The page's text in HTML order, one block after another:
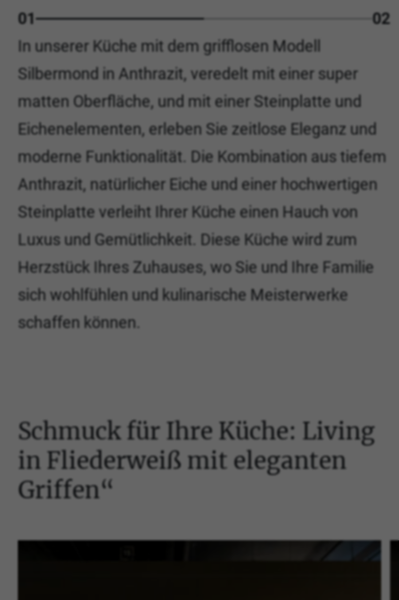
01
02
In unserer Küche mit dem grifflosen Modell
Silbermond in Anthrazit, veredelt mit einer super
matten Oberfläche, und mit einer Steinplatte und
Eichenelementen, erleben Sie zeitlose Eleganz und
moderne Funktionalität. Die Kombination aus tiefem
Anthrazit, natürlicher Eiche und einer hochwertigen
Steinplatte verleiht Ihrer Küche einen Hauch von
Luxus und Gemütlichkeit. Diese Küche wird zum
Herzstück Ihres Zuhauses, wo Sie und Ihre Familie
sich wohlfühlen und kulinarische Meisterwerke
schaffen können.
Schmuck für Ihre Küche: Living
in Fliederweiß mit eleganten
Griffen“